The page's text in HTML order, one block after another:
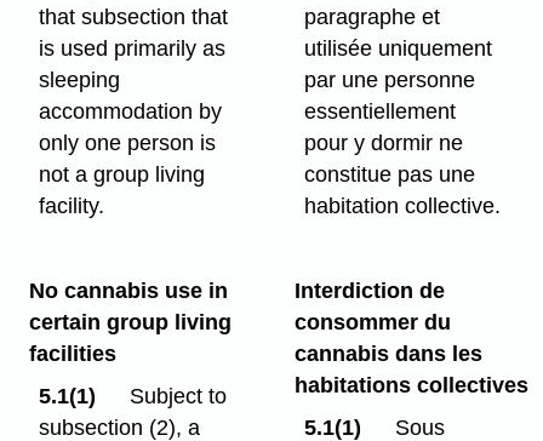
that subsection that
is used primarily as
sleeping
accommodation by
only one person is
not a group living
facility.
paragraphe et
utilisée uniquement
par une personne
essentiellement
pour y dormir ne
constitue pas une
habitation collective.
No cannabis use in
certain group living
facilities
5.1(1)
Subject to
subsection (2), a
Interdiction de
consommer du
cannabis dans les
habitations collectives
5.1(1)
Sous